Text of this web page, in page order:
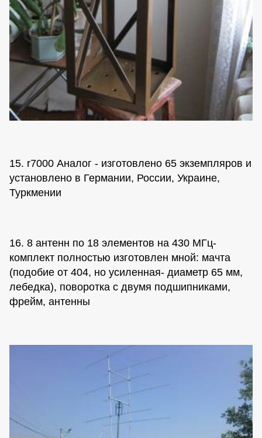
15. r7000 Аналог - изготовлено 65 экземпляров и
установлено в Германии, России, Украине,
Туркмении
16. 8 антенн по 18 элементов на 430 МГц-
комплект полностью изготовлен мной: мачта
(подобие от 404, но усиленная- диаметр 65 мм,
лебедка), поворотка с двумя подшипниками,
фрейм, антенны